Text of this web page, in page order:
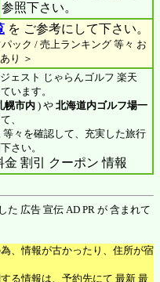
参照下さい。
を ご参考にして下さい。
ック / 売上ランキング 等々 お
り ＞
ェスト じゃらんゴルフ 楽天
います。
幌市内) や 北海道内ゴルフ場一
、
々を確認して、充実した旅行
さい。
広告 宣伝 AD PR が 含まれて
、情報が古かったり、住所が宿
る情報は、予約先にて 最新 最